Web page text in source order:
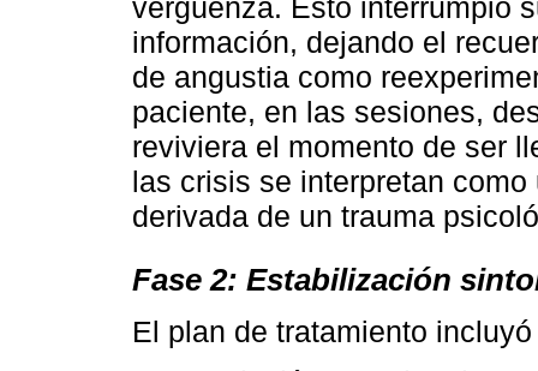
vergüenza. Esto interrumpió
información, dejando el
de angustia como
paciente, en las sesiones,
reviviera el momento de ser
las crisis se interpretan
derivada de un trauma
Fase 2: Estabilización
El plan de tratamiento